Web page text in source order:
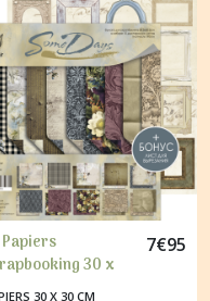
30 x
album faire
7€95
30 X 30 CM